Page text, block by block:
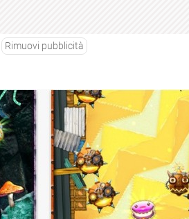
Rimuovi pubblicità